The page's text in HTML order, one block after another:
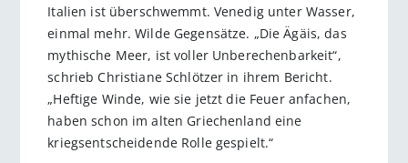
Italien ist überschwemmt. Venedig unter Wasser,
einmal mehr. Wilde Gegensätze. „Die Ägäis, das
mythische Meer, ist voller Unberechenbarkeit“,
schrieb Christiane Schlötzer in ihrem Bericht.
„Heftige Winde, wie sie jetzt die Feuer anfachen,
haben schon im alten Griechenland eine
kriegsentscheidende Rolle gespielt.“